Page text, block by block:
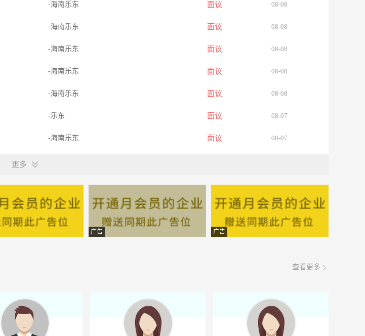
-海南乐东 面议 08-08
-海南乐东 面议 08-08
-海南乐东 面议 08-08
-海南乐东 面议 08-08
-海南乐东 面议 08-08
-乐东 面议 08-07
-海南乐东 面议 08-07
-海南乐东 面议 08-07
-海南乐东 面议 08-07
08-07
更多
广告 广告
查看更多